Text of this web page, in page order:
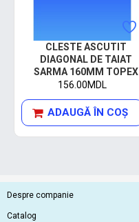
CLESTE ASCUTIT
DIAGONAL DE TAIAT
SARMA 160MM TOPEX
156.00MDL
ADAUGĂ ÎN COŞ
Despre companie
Catalog